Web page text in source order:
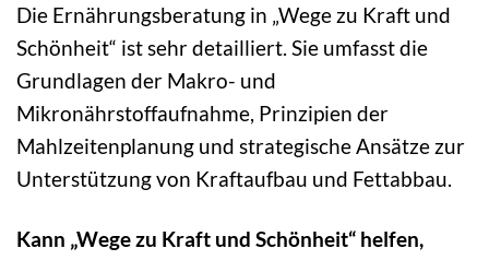
Die Ernährungsberatung in „Wege zu Kraft und
Schönheit“ ist sehr detailliert. Sie umfasst die
Grundlagen der Makro- und
Mikronährstoffaufnahme, Prinzipien der
Mahlzeitenplanung und strategische Ansätze zur
Unterstützung von Kraftaufbau und Fettabbau.
Kann „Wege zu Kraft und Schönheit“ helfen,